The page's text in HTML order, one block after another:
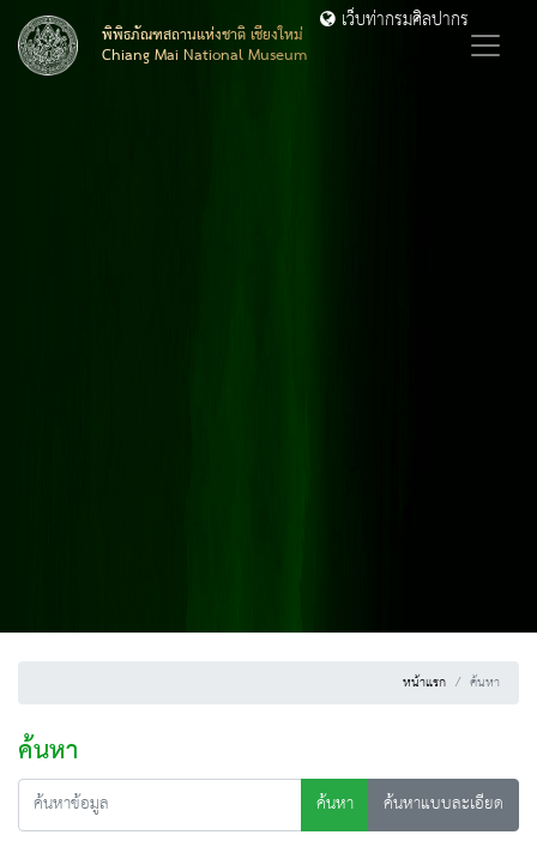
พิพิธภัณฑสถานแห่งชาติ เชียงใหม่
Chiang Mai National Museum
เว็บท่ากรมศิลปากร
หน้าแรก ค้นหา
ค้นหา
ค้นหา
ค้นหาแบบละเอียด